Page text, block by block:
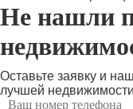
Не нашли
Оставьте заявку и
лучшей